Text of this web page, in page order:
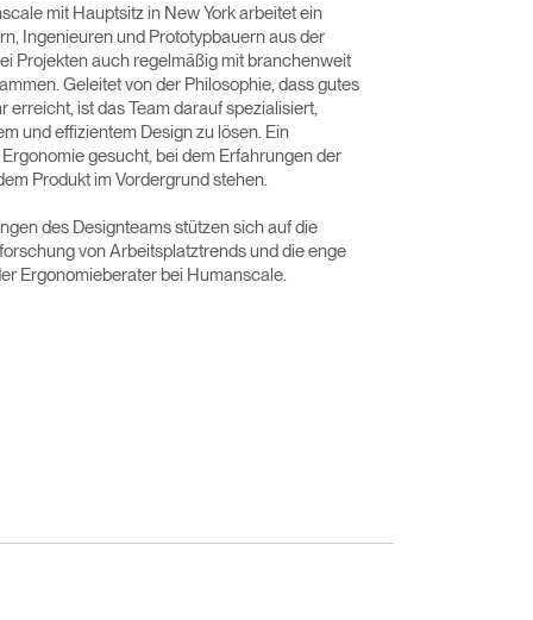
mit Hauptsitz in New York arbeitet ein
Ingenieuren und Prototypbauern aus der
Projekten auch regelmäßig mit branchenweit
Geleitet von der Philosophie, dass gutes
erreicht, ist das Team darauf spezialisiert,
und effizientem Design zu lösen. Ein
gesucht, bei dem Erfahrungen der
Produkt im Vordergrund stehen.
des Designteams stützen sich auf die
von Arbeitsplatztrends und die enge
Ergonomieberater bei Humanscale.